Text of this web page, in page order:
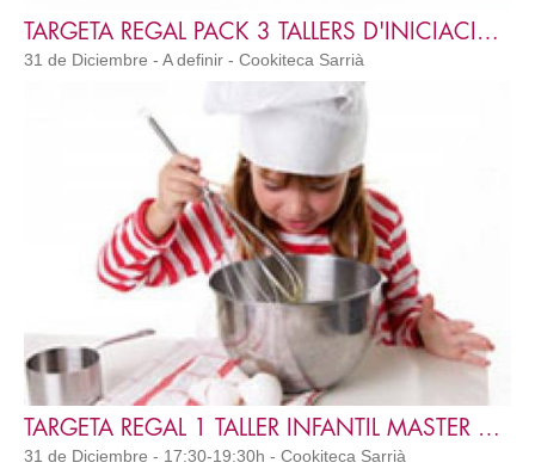
TARGETA REGAL PACK 3 TALLERS D'INICIACIÓ CUINA
31 de Diciembre - A definir - Cookiteca Sarrià
TARGETA REGAL 1 TALLER INFANTIL MASTER KIDS
31 de Diciembre - 17:30-19:30h - Cookiteca Sarrià